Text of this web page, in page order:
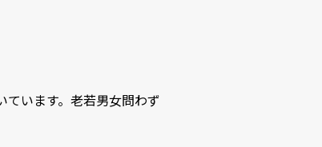
います。老若男女問わず